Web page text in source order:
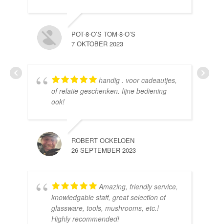
POT-8-O’S TOM-8-O’S
7 OKTOBER 2023
handig . voor cadeautjes,
of relatie geschenken. fijne bediening
ook!
ROBERT OCKELOEN
26 SEPTEMBER 2023
Amazing, friendly service,
knowledgable staff, great selection of
glassware, tools, mushrooms, etc.!
Highly recommended!